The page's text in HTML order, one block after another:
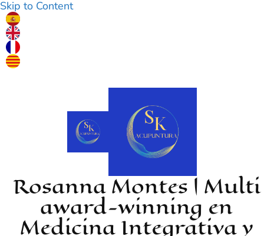
Skip to Content
Rosanna Montes | Multi
award-winning en
Medicina Integrativa y